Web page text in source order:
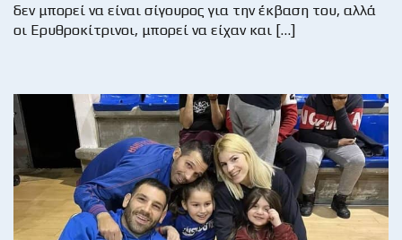
δεν μπορεί να είναι σίγουρος για την έκβαση του, αλλά
οι Ερυθροκίτρινοι, μπορεί να είχαν και […]